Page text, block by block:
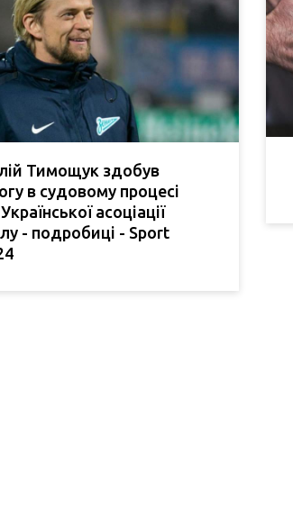
Тимощук здобув
в судовому процесі
асоціації
- подробиці - Sport